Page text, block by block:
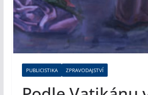
PUBLICISTIKA ZPRAVODAJSTVÍ